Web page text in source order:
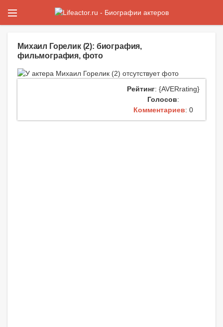
Михаил Горелик (2): биография,
фильмография, фото
Рейтинг: {AVERrating}
Голосов:
Комментариев: 0